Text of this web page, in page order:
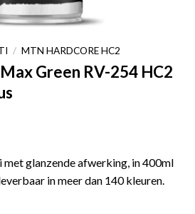
/ MTN HARDCORE HC2
Green RV-254 HC2
glanzende afwerking, in 400ml
in meer dan 140 kleuren.